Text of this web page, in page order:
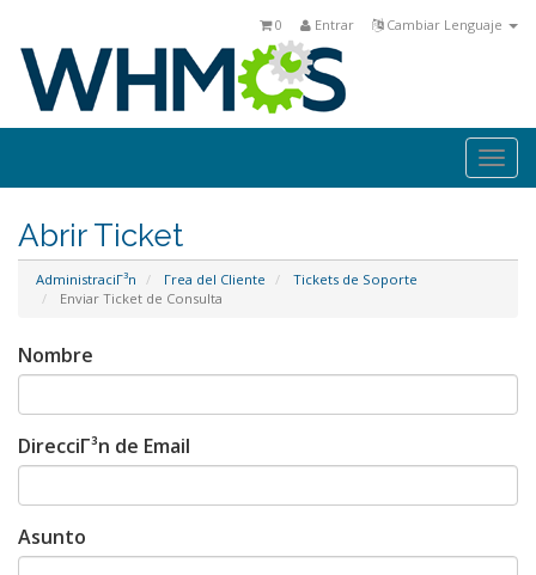
Cambiar Lenguaje
Entrar
0
Abrir Ticket
AdministraciΓ³n Γrea del Cliente
Tickets de Soporte
Enviar Ticket de Consulta
Nombre
DirecciΓ³n de Email
Asunto